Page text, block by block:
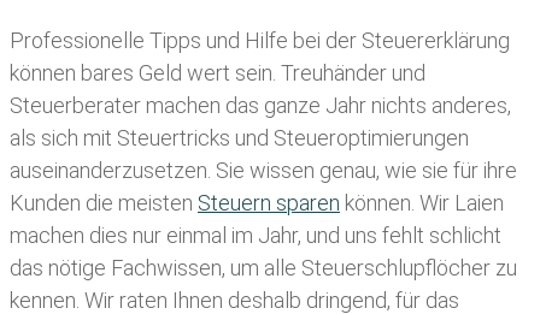
Professionelle Tipps und Hilfe bei der Steuererklärung
können bares Geld wert sein. Treuhänder und
Steuerberater machen das ganze Jahr nichts anderes,
als sich mit Steuertricks und Steueroptimierungen
auseinanderzusetzen. Sie wissen genau, wie sie für ihre
Kunden die meisten Steuern sparen können. Wir Laien
machen dies nur einmal im Jahr, und uns fehlt schlicht
das nötige Fachwissen, um alle Steuerschlupflöcher zu
kennen. Wir raten Ihnen deshalb dringend, für das